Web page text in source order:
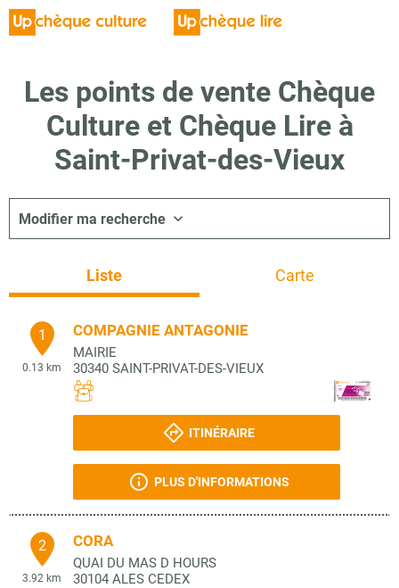
Les points de vente Chèque
Culture et Chèque Lire à
Saint-Privat-des-Vieux
Modifier ma recherche
Liste Carte
1
0.13 km
COMPAGNIE ANTAGONIE
MAIRIE
30340 SAINT-PRIVAT-DES-VIEUX
ITINÉRAIRE
PLUS D'INFORMATIONS
2
3.92 km
CORA
QUAI DU MAS D HOURS
30104 ALES CEDEX